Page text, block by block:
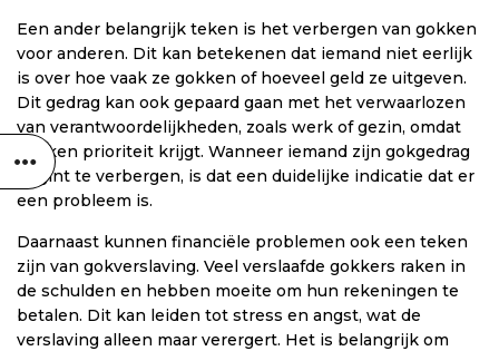
Een ander belangrijk teken is het verbergen van gokken
voor anderen. Dit kan betekenen dat iemand niet eerlijk
is over hoe vaak ze gokken of hoeveel geld ze uitgeven.
Dit gedrag kan ook gepaard gaan met het verwaarlozen
van verantwoordelijkheden, zoals werk of gezin, omdat
gokken prioriteit krijgt. Wanneer iemand zijn gokgedrag
begint te verbergen, is dat een duidelijke indicatie dat er
een probleem is.
Daarnaast kunnen financiële problemen ook een teken
zijn van gokverslaving. Veel verslaafde gokkers raken in
de schulden en hebben moeite om hun rekeningen te
betalen. Dit kan leiden tot stress en angst, wat de
verslaving alleen maar verergert. Het is belangrijk om